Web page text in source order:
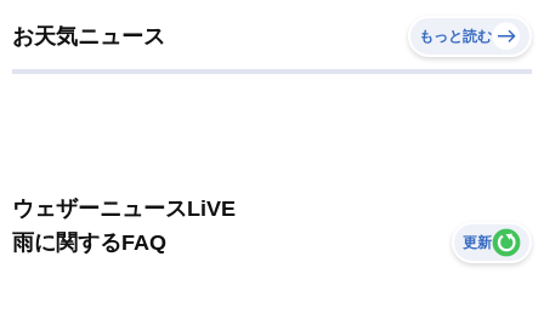
お天気ニュース もっと読む
ウェザーニュースLiVE
雨に関するFAQ
更新